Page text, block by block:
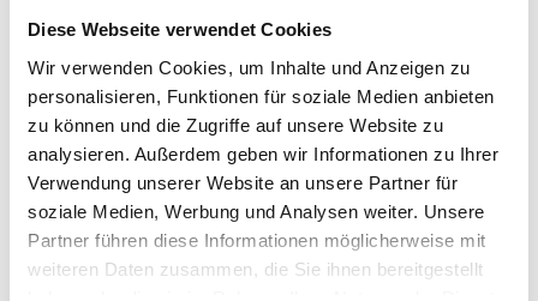
Diese Webseite verwendet Cookies
Wir verwenden Cookies, um Inhalte und Anzeigen zu
personalisieren, Funktionen für soziale Medien anbieten
zu können und die Zugriffe auf unsere Website zu
analysieren. Außerdem geben wir Informationen zu Ihrer
Verwendung unserer Website an unsere Partner für
soziale Medien, Werbung und Analysen weiter. Unsere
Partner führen diese Informationen möglicherweise mit
weiteren Daten zusammen, die Sie ihnen bereitgestellt